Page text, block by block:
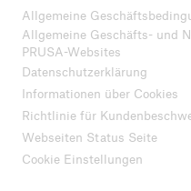
Allgemeine
Allgemeine Geschäfts- und
PRUSA-Websites
Datenschutzerklärung
Informationen über Cookies
Richtlinie für
Webseiten Status Seite
Cookie Einstellungen